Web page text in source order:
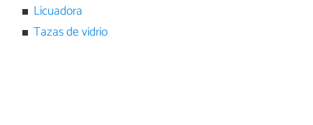
Licuadora
Tazas de vidrio